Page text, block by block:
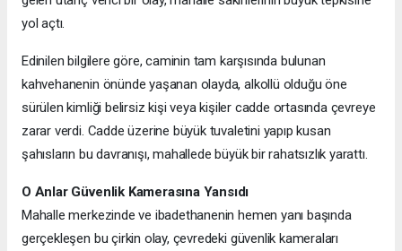
yol açtı.
Edinilen bilgilere göre, caminin tam karşısında bulunan
kahvehanenin önünde yaşanan olayda, alkollü olduğu öne
sürülen kimliği belirsiz kişi veya kişiler cadde ortasında çevreye
zarar verdi. Cadde üzerine büyük tuvaletini yapıp kusan
şahısların bu davranışı, mahallede büyük bir rahatsızlık yarattı.
O Anlar Güvenlik Kamerasına Yansıdı
Mahalle merkezinde ve ibadethanenin hemen yanı başında
gerçekleşen bu çirkin olay, çevredeki güvenlik kameraları